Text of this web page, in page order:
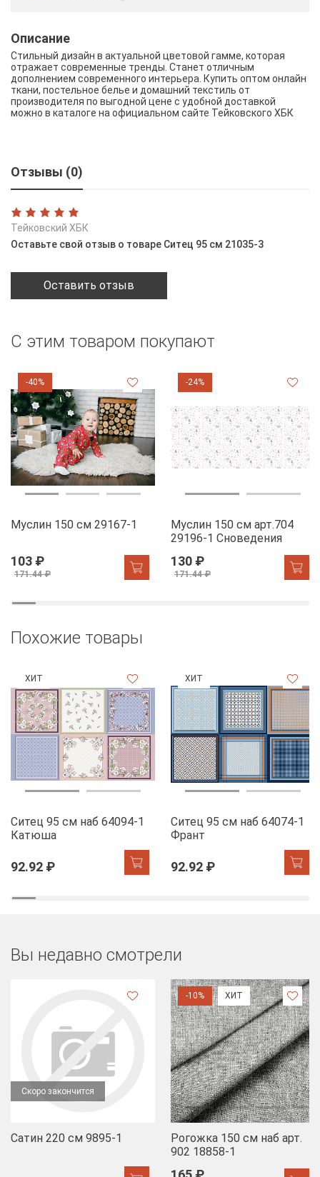
Описание
Стильный дизайн в актуальной цветовой гамме, которая
отражает современные тренды. Станет отличным
дополнением современного интерьера. Купить оптом онлайн
ткани, постельное белье и домашний текстиль от
производителя по выгодной цене с удобной доставкой
можно в каталоге на официальном сайте Тейковского ХБК
Отзывы (0)
Тейковский ХБК
Оставьте свой отзыв о товаре Ситец 95 см 21035-3
Оставить отзыв
С этим товаром покупают
-40%
Муслин 150 см 29167-1
103 ₽
171.44 ₽
-24%
Муслин 150 см арт.704
29196-1 Сноведения
130 ₽
171.44 ₽
Похожие товары
ХИТ
Ситец 95 см наб 64094-1
Катюша
92.92 ₽
ХИТ
Ситец 95 см наб 64074-1
Франт
92.92 ₽
Вы недавно смотрели
Скоро закончится
Сатин 220 см 9895-1
-10% ХИТ
Рогожка 150 см наб арт.
902 18858-1